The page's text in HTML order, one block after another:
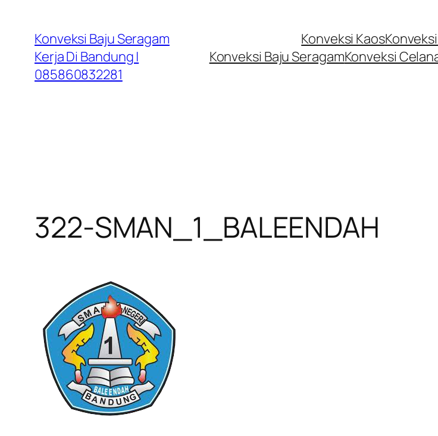
konten
Konveksi Baju Seragam
Kerja Di Bandung |
085860832281
Konveksi Kaos
Konveksi Baju SeragamKonveksi
322-SMAN_1_BALEENDAH